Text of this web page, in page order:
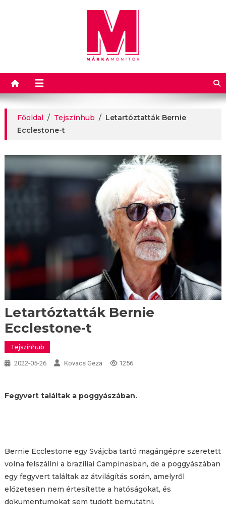
Márkamonitor
Főoldal / Tejszínhub / Letartóztatták Bernie
Ecclestone-t
Letartóztatták Bernie
Ecclestone-t
Tejszínhub
2022-05-26 Kovacs Geza 1256
Fegyvert találtak a poggyászában.
Bernie Ecclestone egy Svájcba tartó magángépre szeretett
volna felszállni a brazíliai Campinasban, de a poggyászában
egy fegyvert találtak az átvilágítás során, amelyről
előzetesen nem értesítette a hatóságokat, és
dokumentumokat sem tudott bemutatni.